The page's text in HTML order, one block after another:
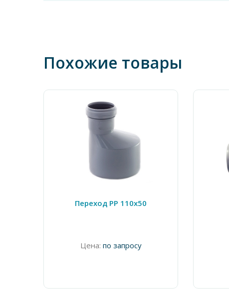
Похожие товары
Переход PP 110х50
Цена: по запросу